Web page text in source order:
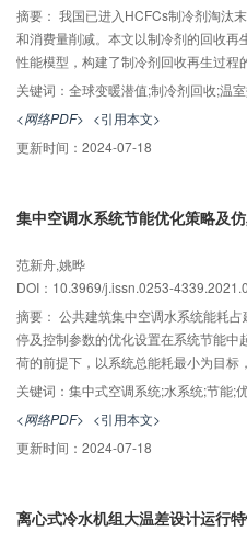
摘要： 我国已进入HCFCs制冷剂淘汰
和消费量削减。本文以制冷剂的回收
性能模型，构建了制冷剂回收再生过
收再生的经济性；并对所构建模型，以
例，计算其碳排放量及回收再生经济
行回收再生处理可以减少当量CO2排
要与再生后制冷剂单价及工人工资成本
化后制冷剂售价在11 元/kg（新制冷剂
关键词： 全球变暖潜值;制冷剂回收;温
<网络PDF> <引用本文>
更新时间： 2024-07-18
集中空调水系统节能优化策略及
范新舟,姚晔
DOI：10.3969/j.issn.0253-
摘要： 公共建筑集中空调水系统能耗
停及控制参数的优化设置在系统节能中
荷的前提下，以系统总能耗最小为目
及控制参数全局优化方法。以冷冻水供
参数建立集中空调水系统能耗模型。
空调负荷变化，对所提出的优化方法
5%~100%变化范围内，冷水机组平均
8.9%，水泵平均节省能耗18.6%；在
关键词： 集中式空调系统;水系统;节能;
<网络PDF> <引用本文>
更新时间： 2024-07-18
离心式冷水机组大温差设计运行